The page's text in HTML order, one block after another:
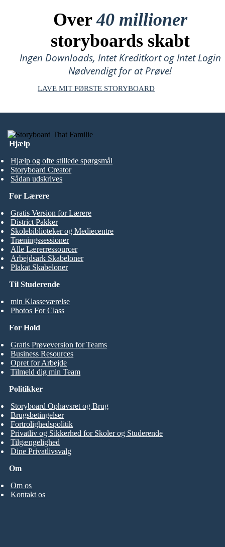
Over40 millioner
storyboards skabt
Ingen Downloads, Intet Kreditkort og Intet Login
Nødvendigt for at Prøve!
LAVE MIT FØRSTE STORYBOARD
Hjælp
Hjælp og ofte stillede spørgsmål
Storyboard Creator
Sådan udskrives
Til Studerende
min Klasseværelse
Photos For Class
For Lærere
Gratis Version for Lærere
District Pakker
Skolebiblioteker og Mediecentre
Træningssessioner
Alle Lærerressourcer
Arbejdsark Skabeloner
Plakat Skabeloner
For Hold
Gratis Prøveversion for Teams
Business Resources
Opret for Arbejde
Tilmeld dig min Team
Om
Om os
Kontakt os
Politikker
Storyboard Ophavsret og Brug
Brugsbetingelser
Fortrolighedspolitik
Privatliv og Sikkerhed for Skoler og Studerende
Tilgængelighed
Dine Privatlivsvalg